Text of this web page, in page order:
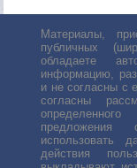
Материалы,
публичных
обладаете
информацию,
и не согласны с
согласны
предложения
использовать
действия